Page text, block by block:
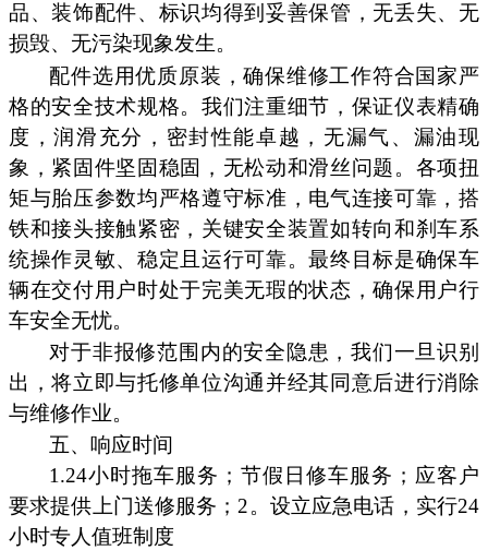
品、装饰配件、标识均得到妥善保管，无丢失、无
损毁、无污染现象发生。
配件选用优质原装，确保维修工作符合国家严
格的安全技术规格。我们注重细节，保证仪表精确
度，润滑充分，密封性能卓越，无漏气、漏油现
象，紧固件坚固稳固，无松动和滑丝问题。各项扭
矩与胎压参数均严格遵守标准，电气连接可靠，搭
铁和接头接触紧密，关键安全装置如转向和刹车系
统操作灵敏、稳定且运行可靠。最终目标是确保车
辆在交付用户时处于完美无瑕的状态，确保用户行
车安全无忧。
对于非报修范围内的安全隐患，我们一旦识别
出，将立即与托修单位沟通并经其同意后进行消除
与维修作业。
五、响应时间
1.24小时拖车服务；节假日修车服务；应客户
要求提供上门送修服务；2。设立应急电话，实行24
小时专人值班制度